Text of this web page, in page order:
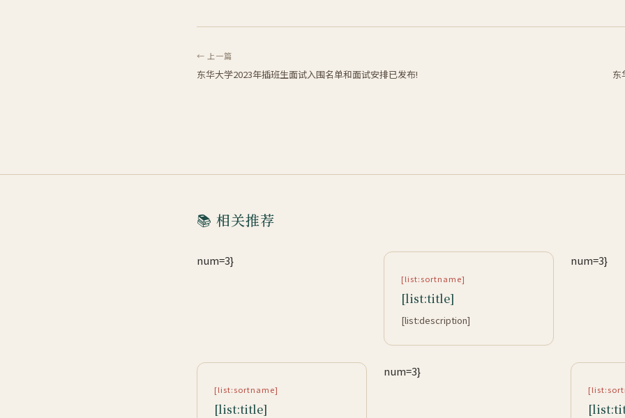
← 上一篇
东华大学2023年插班生面试入围名单和面试安排已发布! 东
📚 相关推荐
num=3}
[list:sortname]
[list:title]
[list:description]
num=3}
[list:sortname]
[list:title]
num=3}